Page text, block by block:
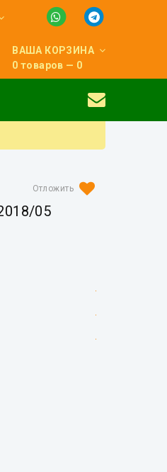
ВАША КОРЗИНА
0 товаров — 0
05